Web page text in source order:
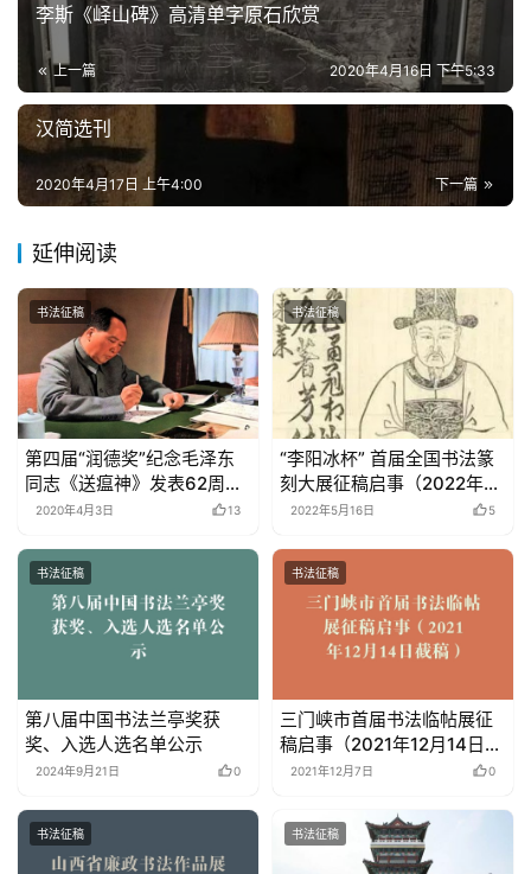
李斯《峄山碑》高清单字原石欣赏
上一篇 2020年4月16日 下午5:33
汉简选刊
下一篇
2020年4月17日 上午4:00
延伸阅读
书法征稿
第四届“润德奖”纪念毛泽东
同志《送瘟神》发表62周年
全国书法大赛征稿启事
2020年4月3日 13
书法征稿
“李阳冰杯” 首届全国书法篆
刻大展征稿启事（2022年8
月10日截稿）
2022年5月16日 5
书法征稿
第八届中国书法兰亭奖获
奖、入选人选名单公示
2024年9月21日 0
书法征稿
三门峡市首届书法临帖展征
稿启事（2021年12月14日截
稿）
2021年12月7日 0
书法征稿 书法征稿